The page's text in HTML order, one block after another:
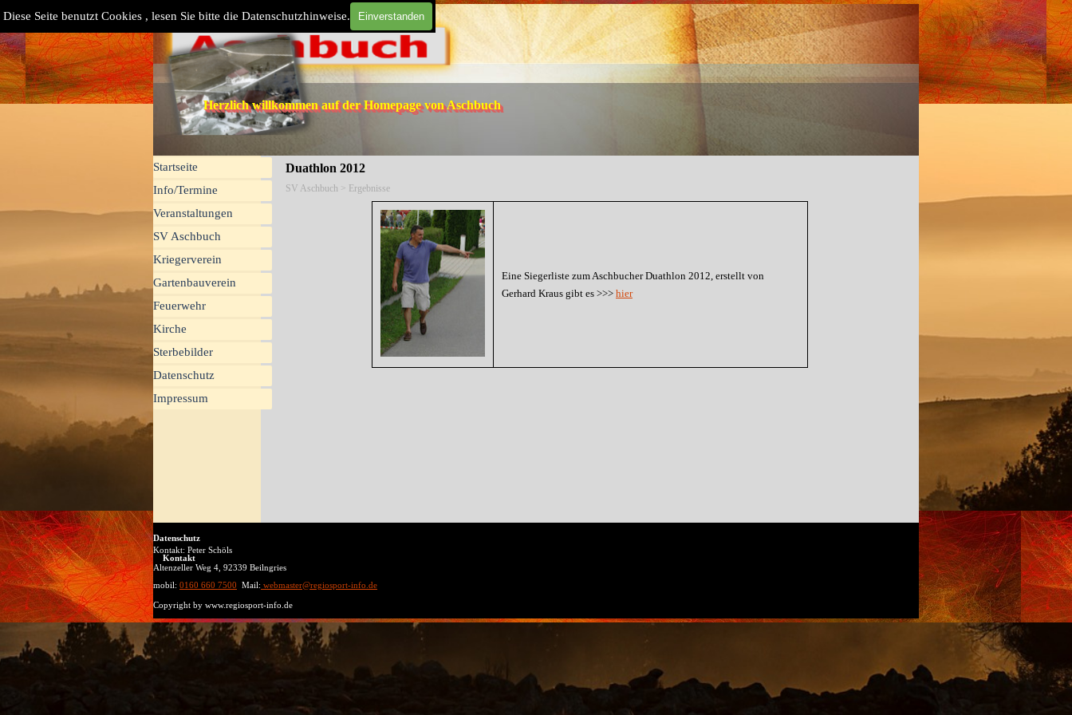
Diese Seite benutzt Cookies , lesen Sie bitte die Datenschutzhinweise. Einverstanden
Herzlich willkommen auf der Homepage von Aschbuch
Menü überspringen
Startseite
Info/Termine
Veranstaltungen
SV Aschbuch
Kriegerverein
Gartenbauverein
Feuerwehr
Kirche
Sterbebilder
Datenschutz
Impressum
Duathlon 2012
SV Aschbuch > Ergebnisse
Eine Siegerliste zum Aschbucher Duathlon 2012, erstellt von
Gerhard Kraus gibt es >>> hier
Datenschutz
Kontakt: Peter Schöls
Altenzeller Weg 4, 92339 Beilngries
mobil: 0160 660 7500 Mail: webmaster@regiosport-info.de
Kontakt
Copyright by www.regiosport-info.de
Zurück zum Seiteninhalt